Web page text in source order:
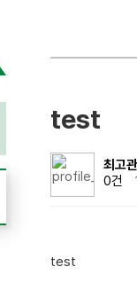
test
최고
0건
test